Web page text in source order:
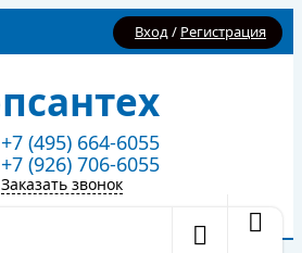
Вход/ Регистрация
+7 (495) 664-6055
+7 (926) 706-6055
Заказать звонок